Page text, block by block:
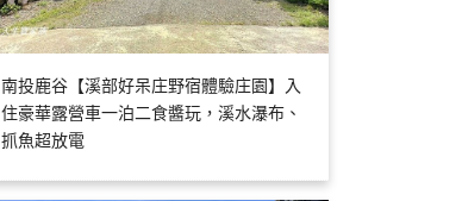
南投鹿谷【溪部好呆庄野宿體驗庄園】入
住豪華露營車一泊二食醬玩，溪水瀑布、
抓魚超放電